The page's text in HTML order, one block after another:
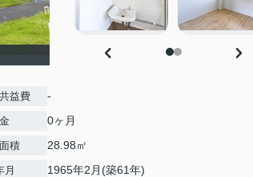
益費 -
0ヶ月
積 28.98㎡
月 1965年2月(築61年)